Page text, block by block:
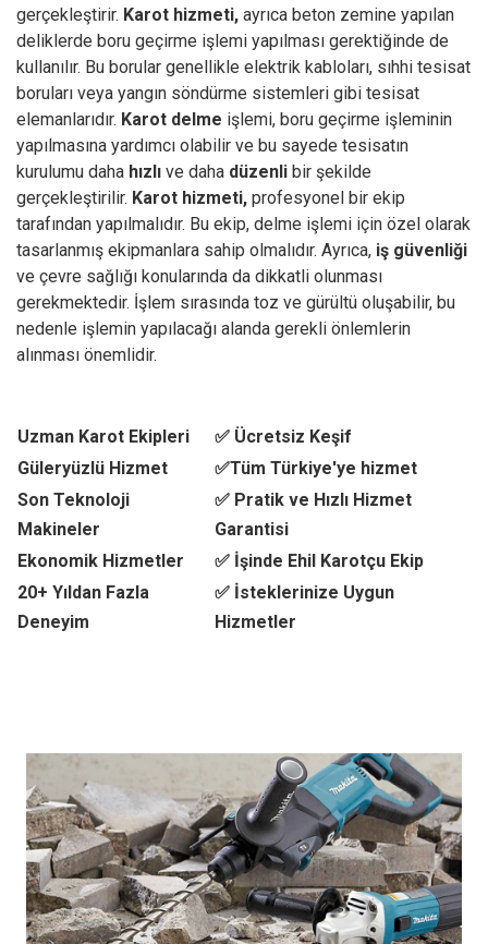
gerçekleştirir. Karot hizmeti, ayrıca beton zemine yapılan
deliklerde boru geçirme işlemi yapılması gerektiğinde de
kullanılır. Bu borular genellikle elektrik kabloları, sıhhi tesisat
boruları veya yangın söndürme sistemleri gibi tesisat
elemanlarıdır. Karot delme işlemi, boru geçirme işleminin
yapılmasına yardımcı olabilir ve bu sayede tesisatın
kurulumu daha hızlı ve daha düzenli bir şekilde
gerçekleştirilir. Karot hizmeti, profesyonel bir ekip
tarafından yapılmalıdır. Bu ekip, delme işlemi için özel olarak
tasarlanmış ekipmanlara sahip olmalıdır. Ayrıca, iş güvenliği
ve çevre sağlığı konularında da dikkatli olunması
gerekmektedir. İşlem sırasında toz ve gürültü oluşabilir, bu
nedenle işlemin yapılacağı alanda gerekli önlemlerin
alınması önemlidir.
Uzman Karot Ekipleri
✅ Ücretsiz Keşif
Güleryüzlü Hizmet
✅Tüm Türkiye'ye hizmet
Son Teknoloji
Makineler
✅ Pratik ve Hızlı Hizmet
Garantisi
Ekonomik Hizmetler
✅ İşinde Ehil Karotçu Ekip
20+ Yıldan Fazla
Deneyim
✅ İsteklerinize Uygun
Hizmetler